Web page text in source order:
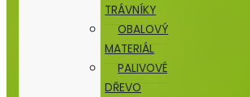
TRÁVNÍKY
OBALOVÝ
MATERIÁL
PALIVOVÉ
DŘEVO